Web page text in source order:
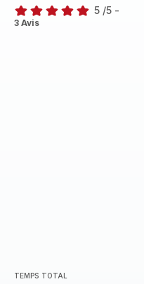
Avis
5 /5 -
3 Avis
TEMPS TOTAL